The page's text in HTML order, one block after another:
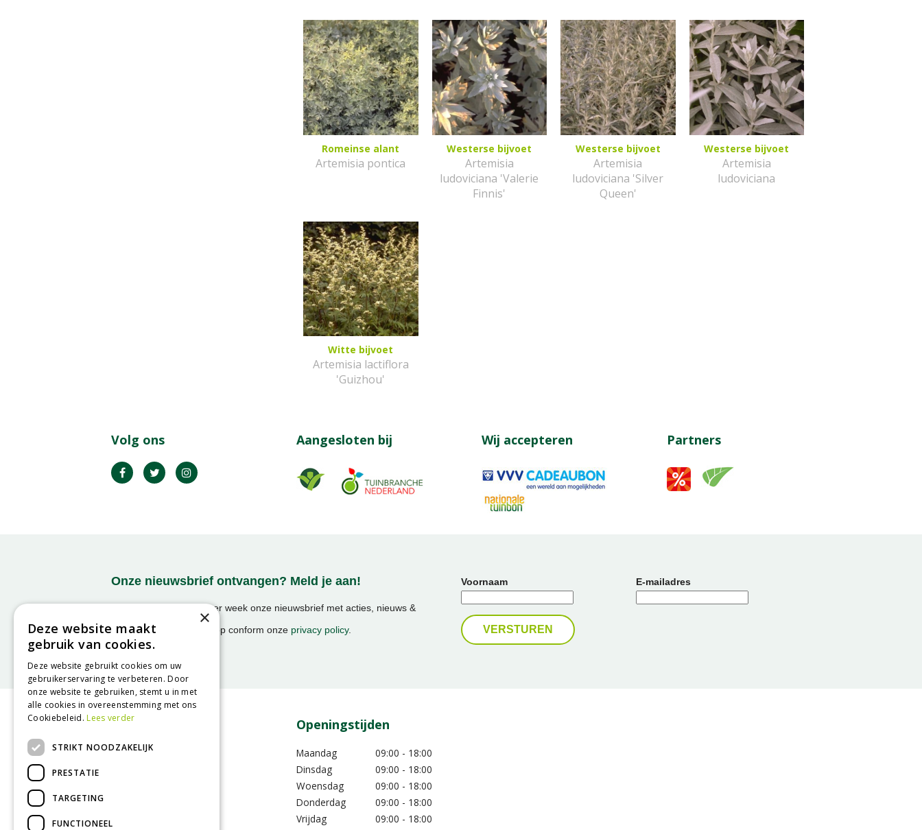
Romeinse alant
Artemisia pontica
Westerse bijvoet
Artemisia
ludoviciana 'Valerie
Finnis'
Westerse bijvoet
Artemisia
ludoviciana 'Silver
Queen'
Westerse bijvoet
Artemisia
ludoviciana
Witte bijvoet
Artemisia lactiflora
'Guizhou'
Volg ons Aangesloten bij Wij accepteren Partners
Onze nieuwsbrief ontvangen? Meld je aan!
Ontvang ongeveer 1x per week onze nieuwsbrief met acties, nieuws &
We slaan uw gegevens op conform onze privacy policy.
Voornaam E-mailadres
Contact
GroenRijk Assen
Openingstijden
Maandag
09:00 - 18:00
Dinsdag
09:00 - 18:00
Woensdag
09:00 - 18:00
Donderdag
09:00 - 18:00
Vrijdag
09:00 - 18:00
×
Deze website maakt
gebruik van cookies.
Deze website gebruikt cookies om uw
gebruikerservaring te verbeteren. Door
onze website te gebruiken, stemt u in met
alle cookies in overeenstemming met ons
Cookiebeleid.Lees verder
STRIKT NOODZAKELIJK
PRESTATIE
TARGETING
FUNCTIONEEL